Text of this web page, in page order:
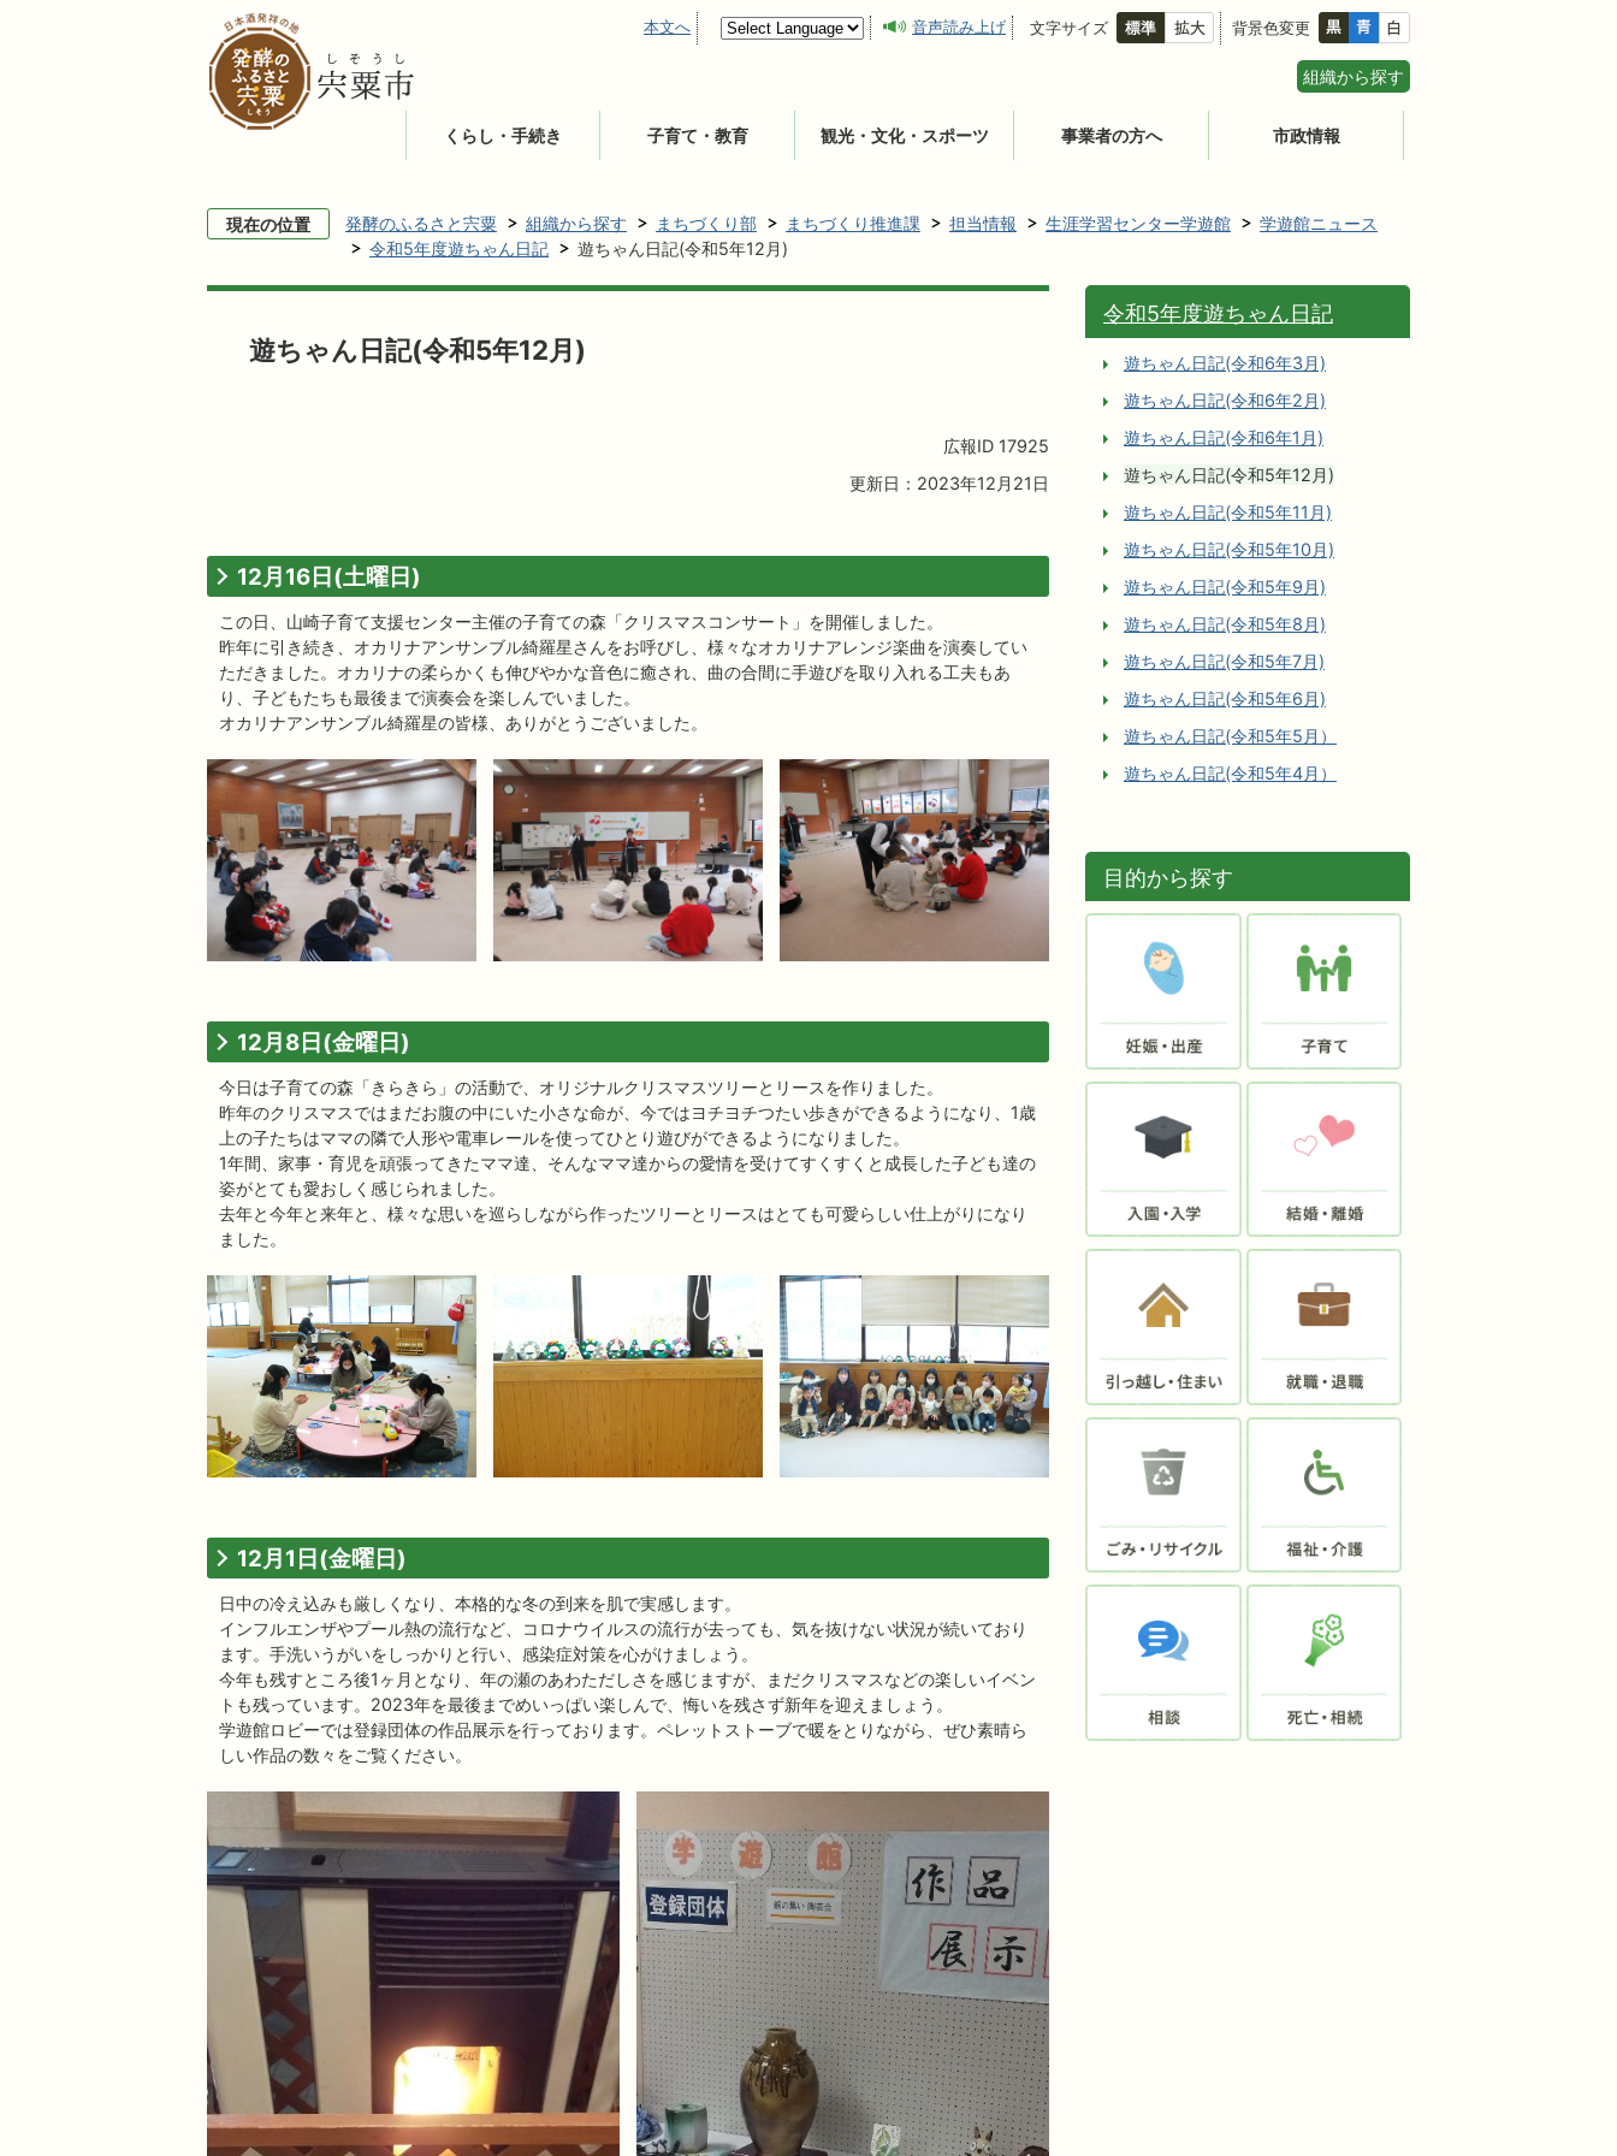
本文へ 音声読み上げ 文字サイズ 背景色変更
組織から探す
くらし・手続き 子育て・教育 観光・文化・スポーツ 事業者の方へ 市政情報
現在の位置 発酵のふるさと宍粟 組織から探す まちづくり部 まちづくり推進課 担当情報 生涯学習センター学遊館
学遊館ニュース
令和5年度遊ちゃん日記
遊ちゃん日記(令和5年12月)
遊ちゃん日記(令和5年12月)
広報ID 17925
更新日：2023年12月21日
12月16日(土曜日)
この日、山崎子育て支援センター主催の子育ての森「クリスマスコンサート」を開催しました。
昨年に引き続き、オカリナアンサンブル綺羅星さんをお呼びし、様々なオカリナアレンジ楽曲を演奏してい
ただきました。オカリナの柔らかくも伸びやかな音色に癒され、曲の合間に手遊びを取り入れる工夫もあ
り、子どもたちも最後まで演奏会を楽しんでいました。
オカリナアンサンブル綺羅星の皆様、ありがとうございました。
12月8日(金曜日)
今日は子育ての森「きらきら」の活動で、オリジナルクリスマスツリーとリースを作りました。
昨年のクリスマスではまだお腹の中にいた小さな命が、今ではヨチヨチつたい歩きができるようになり、1歳
上の子たちはママの隣で人形や電車レールを使ってひとり遊びができるようになりました。
1年間、家事・育児を頑張ってきたママ達、そんなママ達からの愛情を受けてすくすくと成長した子ども達の
姿がとても愛おしく感じられました。
去年と今年と来年と、様々な思いを巡らしながら作ったツリーとリースはとても可愛らしい仕上がりになり
ました。
12月1日(金曜日)
日中の冷え込みも厳しくなり、本格的な冬の到来を肌で実感します。
インフルエンザやプール熱の流行など、コロナウイルスの流行が去っても、気を抜けない状況が続いており
ます。手洗いうがいをしっかりと行い、感染症対策を心がけましょう。
今年も残すところ後1ヶ月となり、年の瀬のあわただしさを感じますが、まだクリスマスなどの楽しいイベン
トも残っています。2023年を最後までめいっぱい楽しんで、悔いを残さず新年を迎えましょう。
学遊館ロビーでは登録団体の作品展示を行っております。ペレットストーブで暖をとりながら、ぜひ素晴ら
しい作品の数々をご覧ください。
令和5年度遊ちゃん日記
遊ちゃん日記(令和6年3月)
遊ちゃん日記(令和6年2月)
遊ちゃん日記(令和6年1月)
遊ちゃん日記(令和5年12月)
遊ちゃん日記(令和5年11月)
遊ちゃん日記(令和5年10月)
遊ちゃん日記(令和5年9月)
遊ちゃん日記(令和5年8月)
遊ちゃん日記(令和5年7月)
遊ちゃん日記(令和5年6月)
遊ちゃん日記(令和5年5月）
遊ちゃん日記(令和5年4月）
目的から探す